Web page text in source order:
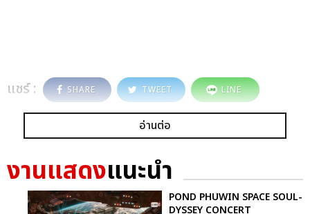
แชร์ : SHARE TWEET LINE
อ่านต่อ
งานแสดงแนะนำ
POND PHUWIN SPACE SOUL-
DYSSEY CONCERT